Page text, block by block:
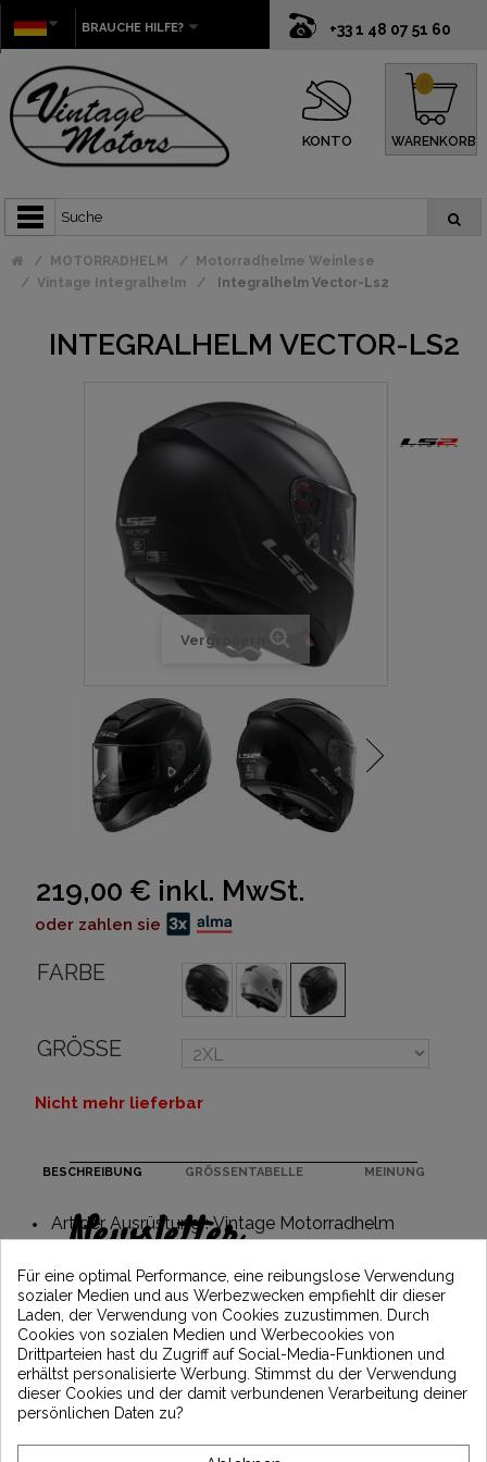
+33 1 48 07 51 60
BRAUCHE HILFE?
KONTO WARENKORB
0
MOTORRADHELM
Motorradhelme Weinlese
Vintage Integralhelm
Integralhelm Vector-Ls2
INTEGRALHELM VECTOR-LS2
Vergrößern
219,00 € inkl. MwSt.
oder zahlen sie
FARBE
GRÖSSE
Nicht mehr lieferbar
BESCHREIBUNG GRÖSSENTABELLE MEINUNG
Art der Ausrüstung : Vintage Motorradhelm
Newsletter
Erhalten Sie 5€ Rabatt auf Ihre erste
Bestellung, indem Sie sich anmelden und
über die neuesten Vintage Motors-
Nachrichten informiert bleiben
*Dès 99€ d'achat. En vous abonnant à notre newsletter, vous reconnaissez avoir pris
l'acceptez.
Für eine optimal Performance, eine reibungslose Verwendung
sozialer Medien und aus Werbezwecken empfiehlt dir dieser
Laden, der Verwendung von Cookies zuzustimmen. Durch
Cookies von sozialen Medien und Werbecookies von
Drittparteien hast du Zugriff auf Social-Media-Funktionen und
erhältst personalisierte Werbung. Stimmst du der Verwendung
dieser Cookies und der damit verbundenen Verarbeitung deiner
persönlichen Daten zu?